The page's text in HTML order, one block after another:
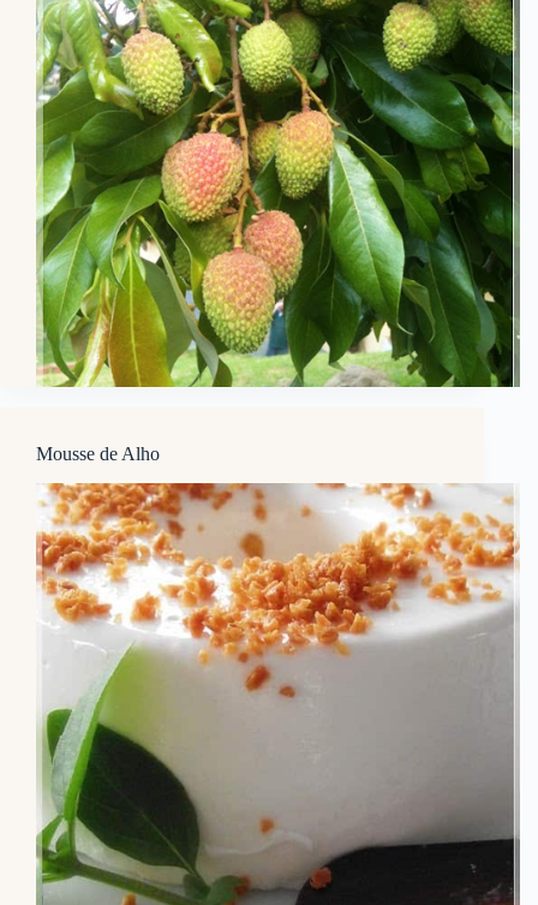
Mousse de Alho